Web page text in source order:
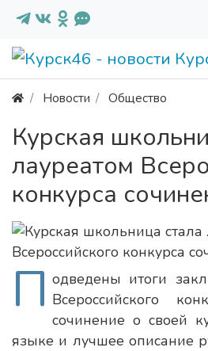
Новости Общество
Курская
лауреатом
конкурса
П одведены итоги
Всероссийского
сочинение о своей
языке и лучшее описание